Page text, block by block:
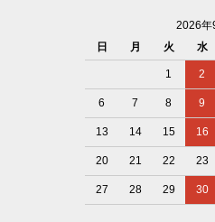
2026年
日
月 火 水
1 2
6 7 8 9
13 14 15 16
20 21 22 23
27 28 29 30